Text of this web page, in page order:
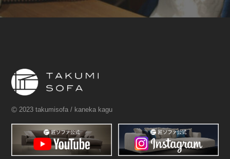
© 2023 takumisofa / kaneka kagu